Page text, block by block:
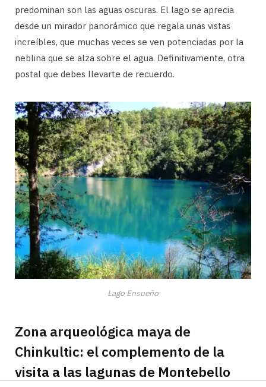
predominan son las aguas oscuras. El lago se aprecia
desde un mirador panorámico que regala unas vistas
increíbles, que muchas veces se ven potenciadas por la
neblina que se alza sobre el agua. Definitivamente, otra
postal que debes llevarte de recuerdo.
Lago Ensueño
Zona arqueológica maya de
Chinkultic: el complemento de la
visita a las lagunas de Montebello